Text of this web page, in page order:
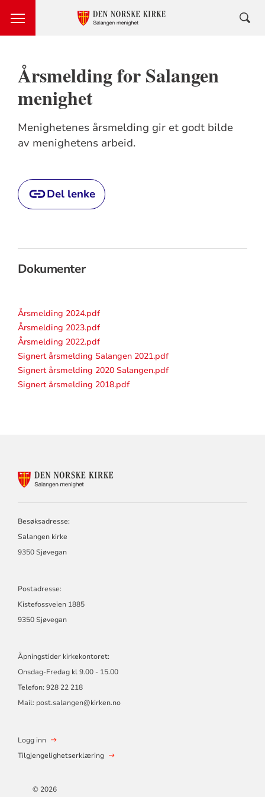
Årsmelding for Salangen
menighet
Menighetenes årsmelding gir et godt bilde
av menighetens arbeid.
Del lenke
Dokumenter
Årsmelding 2024.pdf
Årsmelding 2023.pdf
Årsmelding 2022.pdf
Signert årsmelding Salangen 2021.pdf
Signert årsmelding 2020 Salangen.pdf
Signert årsmelding 2018.pdf
Besøksadresse:
Salangen kirke
9350 Sjøvegan
Postadresse:
Kistefossveien 1885
9350 Sjøvegan
Åpningstider kirkekontoret:
Onsdag-Fredag kl 9.00 - 15.00
Telefon: 928 22 218
Mail: post.salangen@kirken.no
Logg inn
Tilgjengelighetserklæring
© 2026